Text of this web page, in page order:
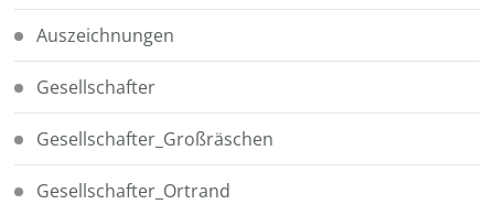
Auszeichnungen
Gesellschafter
Gesellschafter_Großräschen
Gesellschafter_Ortrand